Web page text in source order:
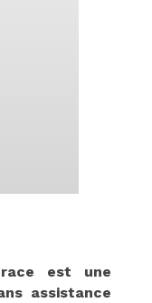
est une
assistance